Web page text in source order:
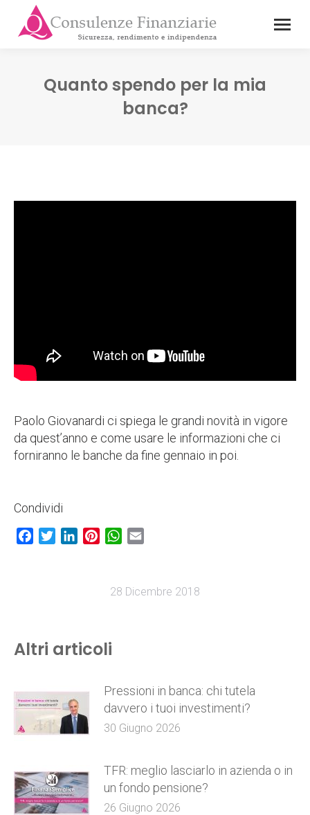
Quanto spendo per la mia
banca?
Paolo Giovanardi ci spiega le grandi novità in vigore
da quest’anno e come usare le informazioni che ci
forniranno le banche da fine gennaio in poi.
Condividi
Facebook
TwitterLinkedInPinterestWhatsApp
28 Dicembre 2018
Altri articoli
Pressioni in banca: chi tutela
davvero i tuoi investimenti?
30 Giugno 2026
TFR: meglio lasciarlo in azienda o in
un fondo pensione?
26 Giugno 2026